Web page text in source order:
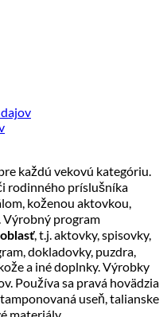
každú vekovú kategóriu.
rodinného príslušníka
koženou aktovkou,
Výrobný program
, t.j. aktovky, spisovky,
dokladovky, puzdra,
a iné doplnky. Výrobky
Používa sa pravá hovädzia
useň, talianske
materiály.